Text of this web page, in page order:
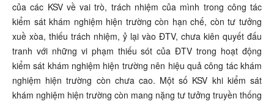
của các KSV về vai trò, trách nhiệm của mình trong công tác
kiểm sát khám nghiệm hiện trường còn hạn chế, còn tư tưởng
xuề xòa, thiếu trách nhiệm, ỷ lại vào ĐTV, chưa kiên quyết đấu
tranh với những vi phạm thiếu sót của ĐTV trong hoạt động
kiểm sát khám nghiệm hiện trường nên hiệu quả công tác khám
nghiệm hiện trường còn chưa cao. Một số KSV khi kiểm sát
khám nghiệm hiện trường còn mang nặng tư tưởng truyền thống